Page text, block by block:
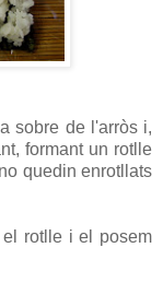
sobre de l'arròs i,
formant un rotlle
quedin enrotllats
el rotlle i el posem